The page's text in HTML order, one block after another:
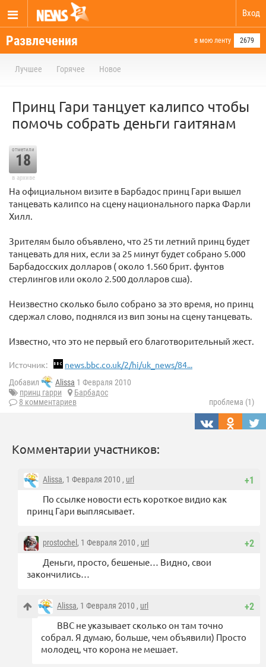
Вход
Развлечения в мою ленту 2679
Лучшее Горячее Новое
Принц Гари танцует калипсо чтобы
помочь собрать деньги гаитянам
отметили
18
в архиве
На официальном визите в Барбадос принц Гари вышел
танцевать калипсо на сцену национального парка Фарли
Хилл.
Зрителям было объявлено, что 25 ти летний принц будет
танцевать для них, если за 25 минут будет собрано 5.000
Барбадосских долларов ( около 1.560 брит. фунтов
стерлингов или около 2.500 долларов сша).
Неизвестно сколько было собрано за это время, но принц
сдержал слово, поднялся из вип зоны на сцену танцевать.
Известно, что это не первый его благотворительный жест.
Источник: news.bbc.co.uk/2/hi/uk_news/84...
Добавил Alissa 1 Февраля 2010
принц гарри
Барбадос
8 комментариев
проблема (1)
Комментарии участников:
+1
Alissa, 1 Февраля 2010 , url
По ссылке новости есть короткое видио как
принц Гари выплясывает.
+2
prostochel , 1 Февраля 2010 , url
Деньги, просто, бешеные… Видно, свои
закончились…
+2
Alissa, 1 Февраля 2010 , url
BBC не указывает сколько он там точно
собрал. Я думаю, больше, чем объявили) Просто
молодец, что корона не мешает.